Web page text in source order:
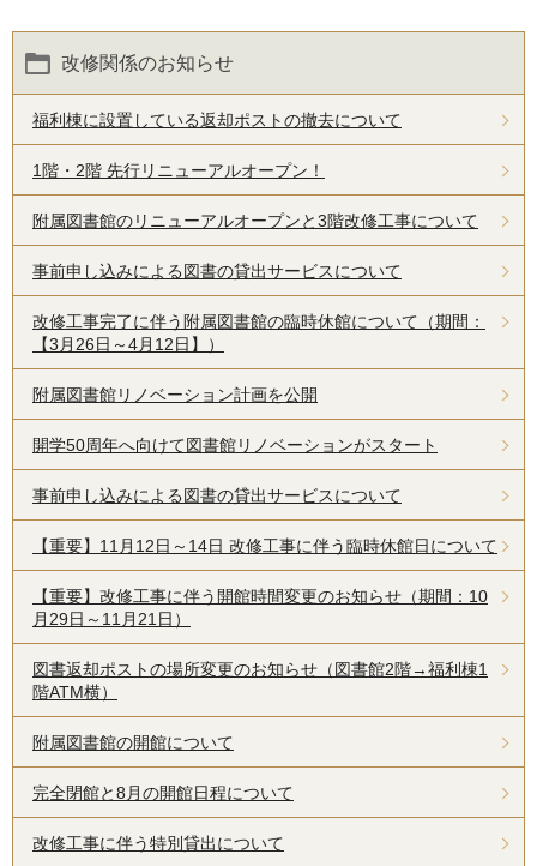
改修関係のお知らせ
福利棟に設置している返却ポストの撤去について
1階・2階 先行リニューアルオープン！
附属図書館のリニューアルオープンと3階改修工事について
事前申し込みによる図書の貸出サービスについて
改修工事完了に伴う附属図書館の臨時休館について（期間：
【3月26日～4月12日】）
附属図書館リノベーション計画を公開
開学50周年へ向けて図書館リノベーションがスタート
事前申し込みによる図書の貸出サービスについて
【重要】11月12日～14日 改修工事に伴う臨時休館日について
【重要】改修工事に伴う開館時間変更のお知らせ（期間：10
月29日～11月21日）
図書返却ポストの場所変更のお知らせ（図書館2階→福利棟1
階ATM横）
附属図書館の開館について
完全閉館と8月の開館日程について
改修工事に伴う特別貸出について